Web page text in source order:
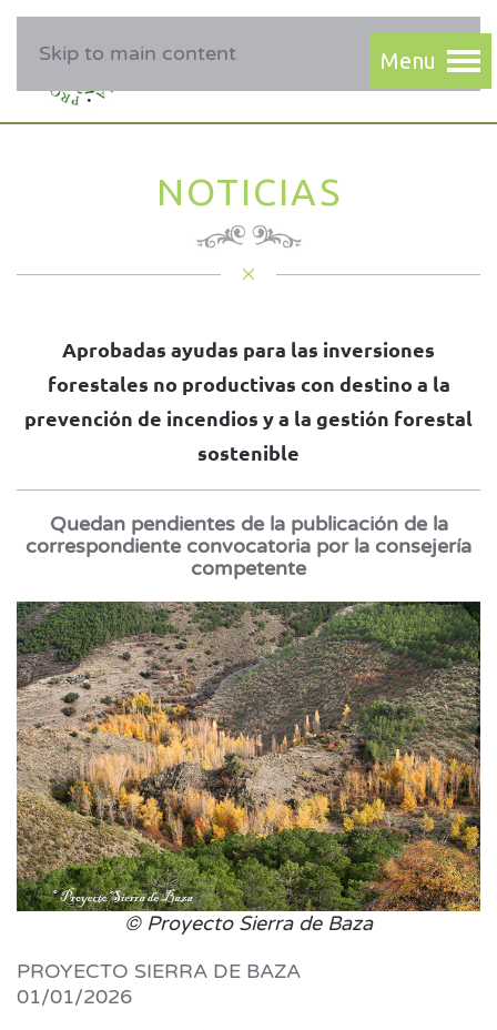
Skip to main content
NOTICIAS
Aprobadas ayudas para las inversiones
forestales no productivas con destino a la
prevención de incendios y a la gestión forestal
sostenible
Quedan pendientes de la publicación de la
correspondiente convocatoria por la consejería
competente
© Proyecto Sierra de Baza
PROYECTO SIERRA DE BAZA
01/01/2026